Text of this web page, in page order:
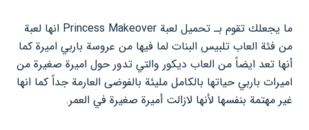
ما يجعلك تقوم بـ تحميل لعبة Princess Makeover انها لعبة
من فئة العاب تلبيس البنات لما فيها من عروسة باربي اميرة كما
أنها تعد ايضاً من العاب ديكور والتي تدور حول اميرة صغيرة من
اميرات باربي حياتها بالكامل مليئة بالفوضى العارمة جداً كما انها
غير مهتمة بنفسها لأنها لازالت أميرة صغيرة في العمر.